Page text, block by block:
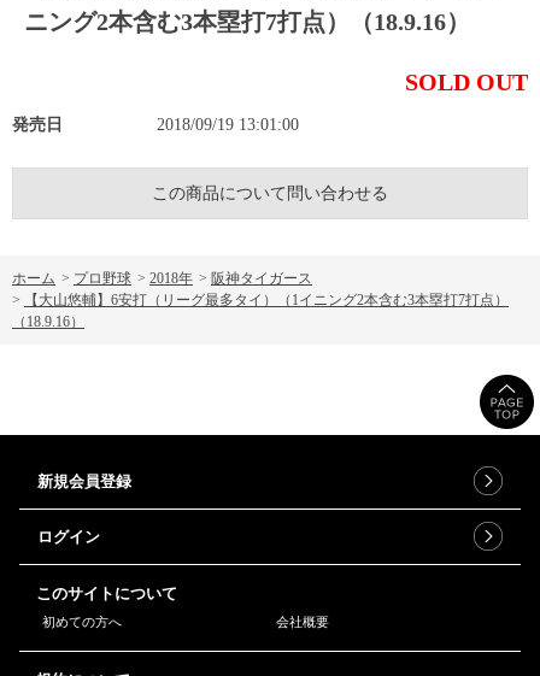
ニング2本含む3本塁打7打点）（18.9.16）
SOLD OUT
発売日 2018/09/19 13:01:00
この商品について問い合わせる
ホーム > プロ野球 > 2018年 > 阪神タイガース
>
【大山悠輔】6安打（リーグ最多タイ）（1イニング2本含む3本塁打7打点）
（18.9.16）
新規会員登録
ログイン
このサイトについて
初めての方へ 会社概要